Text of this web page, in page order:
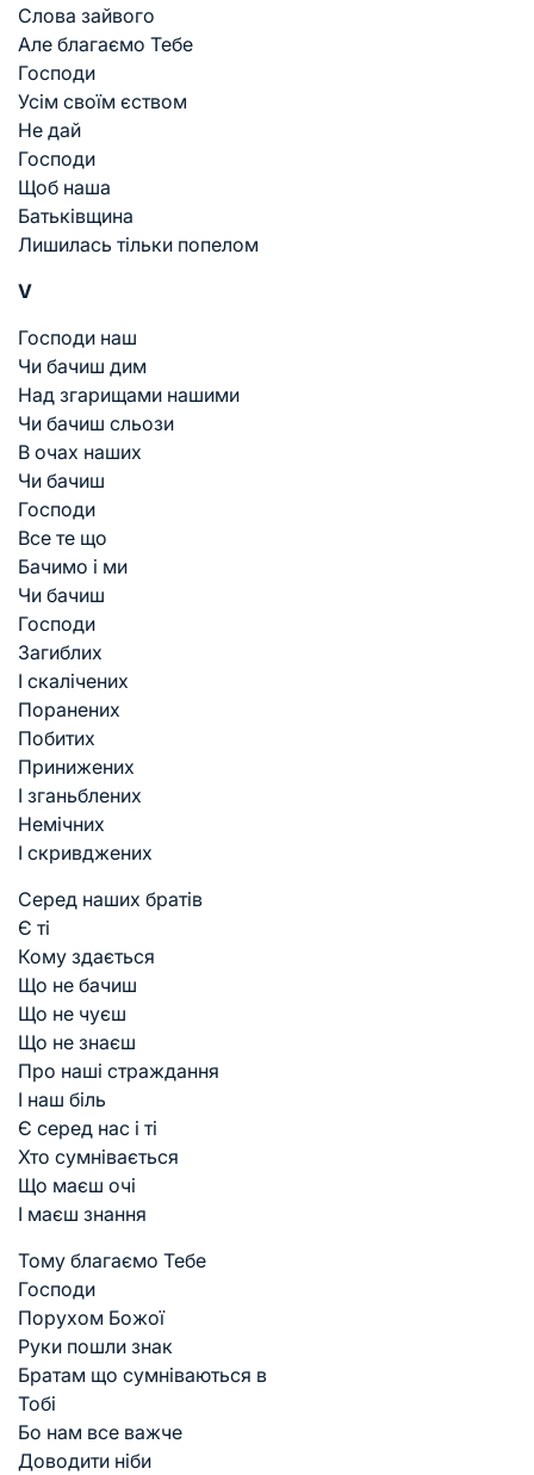
Слова зайвого
Але благаємо Тебе
Господи
Усім своїм єством
Не дай
Господи
Щоб наша
Батьківщина
Лишилась тільки попелом
V
Господи наш
Чи бачиш дим
Над згарищами нашими
Чи бачиш сльози
В очах наших
Чи бачиш
Господи
Все те що
Бачимо і ми
Чи бачиш
Господи
Загиблих
І скалічених
Поранених
Побитих
Принижених
І зганьблених
Немічних
І скривджених
Серед наших братів
Є ті
Кому здається
Що не бачиш
Що не чуєш
Що не знаєш
Про наші страждання
І наш біль
Є серед нас і ті
Хто сумнівається
Що маєш очі
І маєш знання
Тому благаємо Тебе
Господи
Порухом Божої
Руки пошли знак
Братам що сумніваються в
Тобі
Бо нам все важче
Доводити ніби